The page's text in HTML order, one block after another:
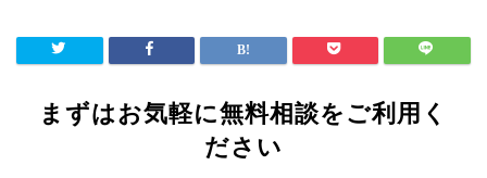
まずはお気軽に無料相談をご利用く
ださい